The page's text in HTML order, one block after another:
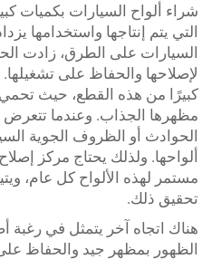
شراء ألواح السيارات بكميات
التي يتم إنتاجها واستخدامها
السيارات على الطرق، زادت
لإصلاحها والحفاظ على تشغيلها.
كبيرًا من هذه القطع، حيث
مظهرها الجذاب. وعندما
الحوادث أو الظروف الجوية
ألواحها. ولذلك يحتاج مركز
مستمر لهذه الألواح كل عام،
تحقيق ذلك.
هناك اتجاه آخر يتمثل في
الظهور بمظهر جيد والحفاظ